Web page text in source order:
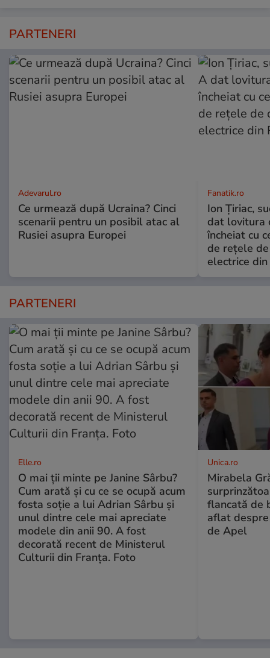
PARTENERI
Adevarul.ro
Ce urmează după Ucraina? Cinci
scenarii pentru un posibil atac al
Rusiei asupra Europei
Fanatik.ro
Ion Țiriac,
dat lovitura
încheiat cu
de rețele
electrice
PARTENERI
Elle.ro
O mai ții minte pe Janine Sârbu?
Cum arată și cu ce se ocupă acum
fosta soție a lui Adrian Sârbu și
unul dintre cele mai apreciate
modele din anii 90. A fost
decorată recent de Ministerul
Culturii din Franța. Foto
Unica.ro
Mirabela
flancată de
aflat
de Apel